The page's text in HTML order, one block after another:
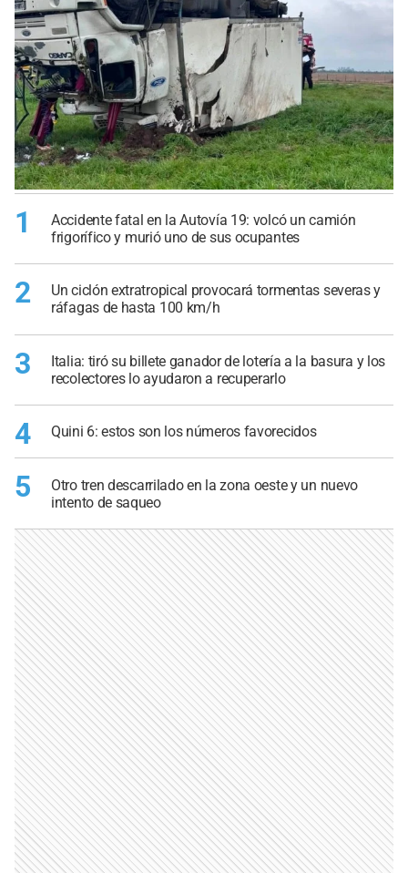
1
Accidente fatal en la Autovía 19: volcó un camión
frigorífico y murió uno de sus ocupantes
2
Un ciclón extratropical provocará tormentas severas y
ráfagas de hasta 100 km/h
3
Italia: tiró su billete ganador de lotería a la basura y los
recolectores lo ayudaron a recuperarlo
4 Quini 6: estos son los números favorecidos
5
Otro tren descarrilado en la zona oeste y un nuevo
intento de saqueo